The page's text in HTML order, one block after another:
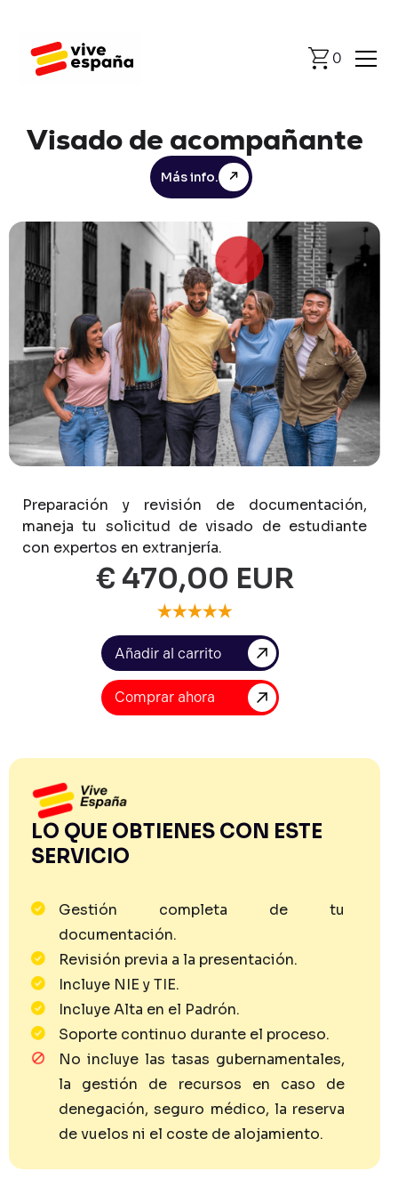
0
Visado de acompañante
Más info.
Preparación y revisión de
documentación,
maneja tu solicitud de visado de estudiante
con expertos en extranjería.
€ 470,00 EUR
Comprar ahora
LO QUE OBTIENES CON ESTE
SERVICIO
Gestión completa de tu
documentación.
Revisión previa a la presentación.
Incluye NIE y TIE.
Incluye Alta en el Padrón.
Soporte continuo durante el proceso.
No incluye las tasas gubernamentales,
la gestión de recursos en caso de
denegación, seguro médico, la reserva
de vuelos ni el coste de alojamiento.